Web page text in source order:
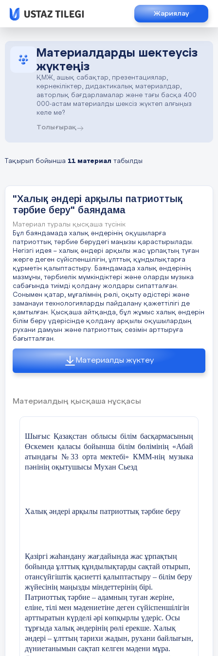
Жариялау
Материалдарды шектеусіз
жүктеңіз
ҚМЖ, ашық сабақтар, презентациялар,
көрнекіліктер, дидактикалық материалдар,
авторлық бағдарламалар және тағы басқа 400
000-астам материалды шексіз жүктеп алғыңыз
келе ме?
Толығырақ
Тақырып бойынша 11 материал табылды
"Халық әндері арқылы патриоттық
тәрбие беру" баяндама
Материал туралы қысқаша түсінік
Бұл баяндамада халық әндерінің оқушыларға
патриоттық тәрбие берудегі маңызы қарастырылады.
Негізгі идея – халық әндері арқылы жас ұрпақтың туған
жерге деген сүйіспеншілігін, ұлттық құндылықтарға
құрметін қалыптастыру. Баяндамада халық әндерінің
мазмұны, тәрбиелік мүмкіндіктері және оларды музыка
сабағында тиімді қолдану жолдары сипатталған.
Сонымен қатар, мұғалімнің рөлі, оқыту әдістері және
заманауи технологияларды пайдалану қажеттілігі де
қамтылған. Қысқаша айтқанда, бұл жұмыс халық әндерін
білім беру үдерісінде қолдану арқылы оқушылардың
рухани дамуын және патриоттық сезімін арттыруға
бағытталған.
Материалды жүктеу
Материалдың қысқаша нұсқасы
Шығыс Қазақстан облысы білім басқармасының
Өскемен қаласы бойынша білім бөлімінің «Абай
атындағы №33 орта мектебі» КММ-нің музыка
пәнінің оқытушысы Мухан Сьезд
Халық әндері арқылы патриоттық тәрбие беру
Қазіргі жаһандану жағдайында жас ұрпақтың
бойында ұлттық құндылықтарды сақтай отырып,
отансүйгіштік қасиетті қалыптастыру – білім беру
жүйесінің маңызды міндеттерінің бірі.
Патриоттық тәрбие – адамның туған жеріне,
еліне, тілі мен мәдениетіне деген сүйіспеншілігін
арттыратын күрделі әрі көпқырлы үдеріс. Осы
тұрғыда халық әндерінің рөлі ерекше. Халық
әндері – ұлттың тарихи жадын, рухани байлығын,
дүниетанымын сақтап келген мәдени мұра.